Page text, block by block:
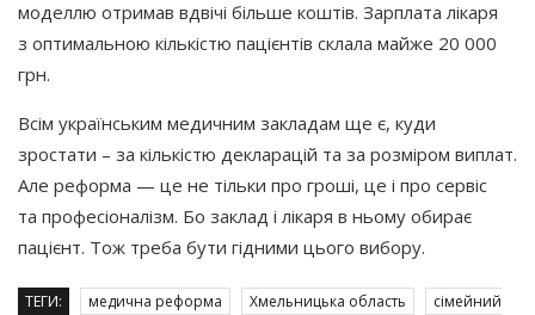
моделлю отримав вдвічі більше коштів. Зарплата лікаря
з оптимальною кількістю пацієнтів склала майже 20 000
грн.
Всім українським медичним закладам ще є, куди
зростати – за кількістю декларацій та за розміром виплат.
Але реформа — це не тільки про гроші, це і про сервіс
та професіоналізм. Бо заклад і лікаря в ньому обирає
пацієнт. Тож треба бути гідними цього вибору.
ТЕГИ: медична реформа Хмельницька область
сімейний